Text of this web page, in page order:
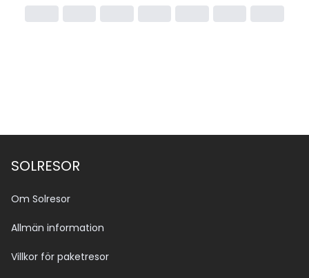
SOLRESOR
Om Solresor
Allmän information
Villkor för paketresor